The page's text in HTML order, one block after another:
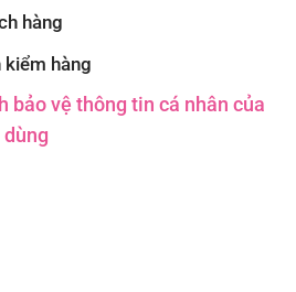
hàng
kiểm hàng
bảo vệ thông tin cá nhân của